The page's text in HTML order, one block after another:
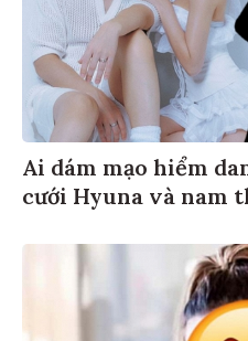
Ai dám mạo hiểm
cưới Hyuna và nam